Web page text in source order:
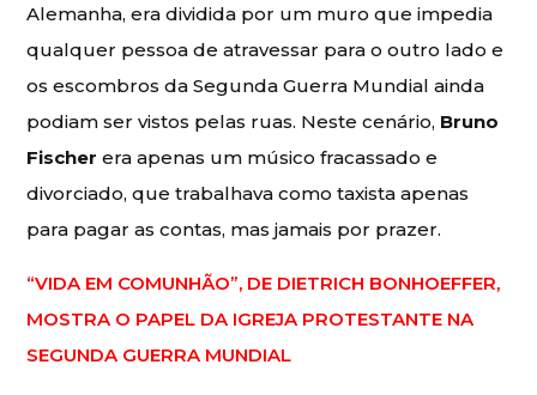
Alemanha, era dividida por um muro que impedia
qualquer pessoa de atravessar para o outro lado e
os escombros da Segunda Guerra Mundial ainda
podiam ser vistos pelas ruas. Neste cenário, Bruno
Fischer era apenas um músico fracassado e
divorciado, que trabalhava como taxista apenas
para pagar as contas, mas jamais por prazer.
“VIDA EM COMUNHÃO”, DE DIETRICH BONHOEFFER,
MOSTRA O PAPEL DA IGREJA PROTESTANTE NA
SEGUNDA GUERRA MUNDIAL